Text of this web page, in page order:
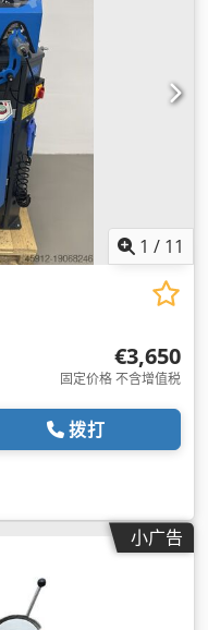
1 / 11
€3,650
固定价格 不含增值税
拨打
小广告